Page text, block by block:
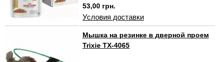
53,00 грн.
Условия доставки
Мышка на резинке в дверной проем
Trixie TX-4065